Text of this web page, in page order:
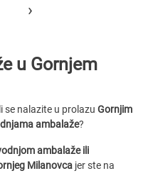
›
u Gornjem
se nalazite u prolazu Gornjim
ambalaže?
ambalaže ili
Milanovca jer ste na